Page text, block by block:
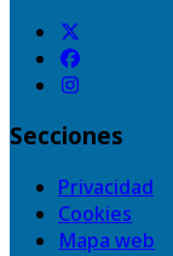
Secciones
Privacidad
Cookies
Mapa web